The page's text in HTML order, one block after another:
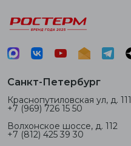
Санкт-Петербург
Краснопутиловская ул, д. 111
+7 (969) 726 15 50
Волхонское шоссе, д. 112
+7 (812) 425 39 30